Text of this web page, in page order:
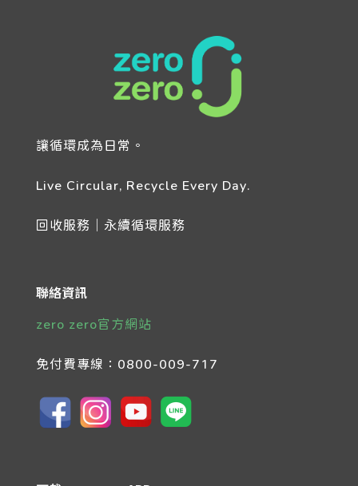
讓循環成為日常。
Live Circular, Recycle Every Day.
回收服務｜永續循環服務
聯絡資訊
zero zero官方網站
免付費專線： 0800-009-717